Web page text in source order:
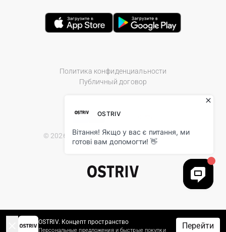
Политика конфиденциальности
Публичный договор
© 2026 Ostriv.ua Store. All Rights Reserved.
OSTRIV. Концепт пространство
Персональные предложения и быстрые покупки Перейти